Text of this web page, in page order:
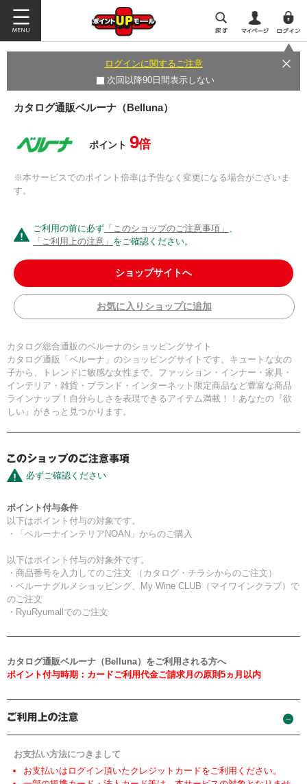
ログインに関するご注意
次回以降90日間表示しない
カタログ通販ベルーナ（Belluna）
ポイント 9倍
※本サービスでのポイント倍率は予告なく変更になる場合がございま
す。
ご利用の前に必ず 「このショップのご注意事項」 、
「ご利用上の注意」 をご確認ください。
ショップサイトへ
お気に入りショップに追加
カタログ総合通販のベルーナのショッピングサイト
カタログ通販「ベルーナ」のショッピングサイトです。キュートな女の
子から、トレンドに敏感な女性まで。ファッション・インナー・家具・
インテリア・雑貨・ブランド・インターネット限定商品など豊富な商品
ラインナップ！自分らしさを表現できるアイテム満載！！あなたの『欲
しい』がきっと見つかります。
必ずご確認ください
ポイント付与条件
以下はポイント付与の対象です。
・「ベルーナインテリアNOAN」からのご購入
以下はポイント付与の対象外です。
・商品番号を入力してのご注文 （カタログ・チラシからのご注文）
・ベルーナグルメショッピング、My Wine CLUB（マイワインクラブ）で
のご注文
・RyuRyumallでのご注文
カタログ通販ベルーナ（Belluna）をご利用される方へ
ポイント付与時期：カードご利用代金ご請求月の原則5ヵ月以内
お支払い方法につきまして
お支払いはログイン頂いたクレジットカードをご利用ください。